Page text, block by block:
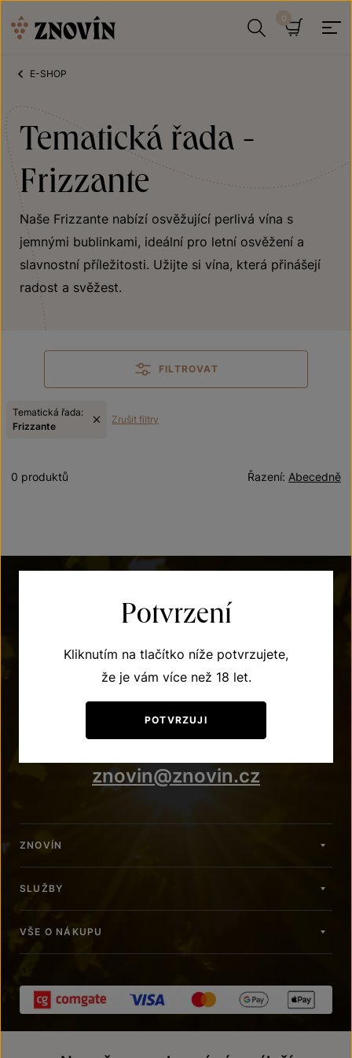
E-SHOP
Tematická řada -
Frizzante
Naše Frizzante nabízí osvěžující perlivá vína s
jemnými bublinkami, ideální pro letní osvěžení a
slavnostní příležitosti. Užijte si vína, která přinášejí
radost a svěžest.
FILTROVAT
Tematická řada:
Frizzante
Zrušit filtry
Abecedně
Řazení:
0 produktů
POTŘEBUJETE PORADIT?
+420 515 266 620
Po – Pá: 7:00 – 15:00
znovin@znovin.cz
ZNOVÍN
SLUŽBY
VŠE O NÁKUPU
Potvrzení
Kliknutím na tlačítko níže potvrzujete,
že je vám více než 18 let.
POTVRZUJI